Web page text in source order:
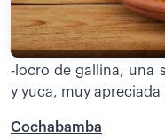
-locro de gallina, una
y yuca, muy
Cochabamba